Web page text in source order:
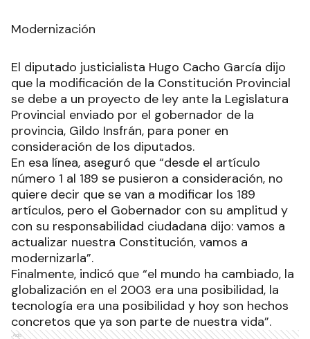
Modernización
El diputado justicialista Hugo Cacho García dijo
que la modificación de la Constitución Provincial
se debe a un proyecto de ley ante la Legislatura
Provincial enviado por el gobernador de la
provincia, Gildo Insfrán, para poner en
consideración de los diputados.
En esa línea, aseguró que “desde el artículo
número 1 al 189 se pusieron a consideración, no
quiere decir que se van a modificar los 189
artículos, pero el Gobernador con su amplitud y
con su responsabilidad ciudadana dijo: vamos a
actualizar nuestra Constitución, vamos a
modernizarla”.
Finalmente, indicó que “el mundo ha cambiado, la
globalización en el 2003 era una posibilidad, la
tecnología era una posibilidad y hoy son hechos
concretos que ya son parte de nuestra vida”.
Ads